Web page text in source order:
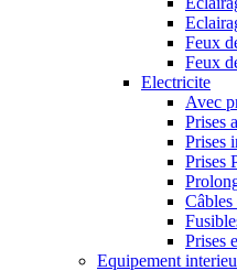
Feux
Feux
Electricite
Avec
Prises
Prises
Prises
Câbles
Prises
Equipement